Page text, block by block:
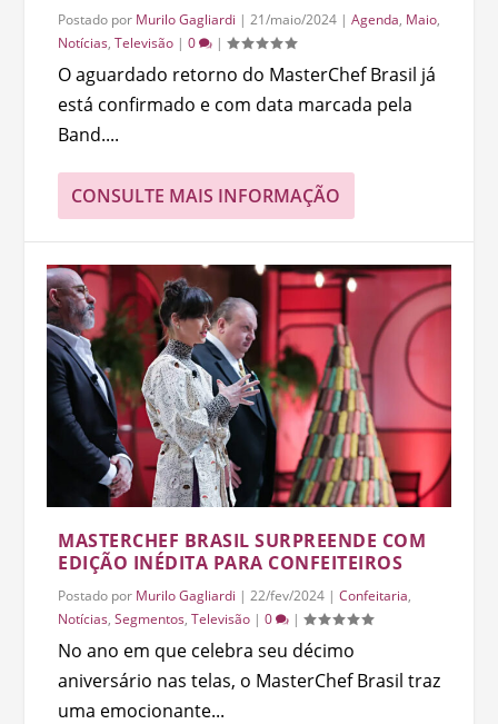
Postado por Murilo Gagliardi |21/maio/2024 |Agenda, Maio,
Notícias,Televisão |0 |
O aguardado retorno do MasterChef Brasil já
está confirmado e com data marcada pela
Band....
CONSULTE MAIS INFORMAÇÃO
MASTERCHEF BRASIL SURPREENDE COM
EDIÇÃO INÉDITA PARA CONFEITEIROS
Postado por Murilo Gagliardi |22/fev/2024 |Confeitaria,
Notícias,Segmentos,Televisão |0 |
No ano em que celebra seu décimo
aniversário nas telas, o MasterChef Brasil traz
uma emocionante...